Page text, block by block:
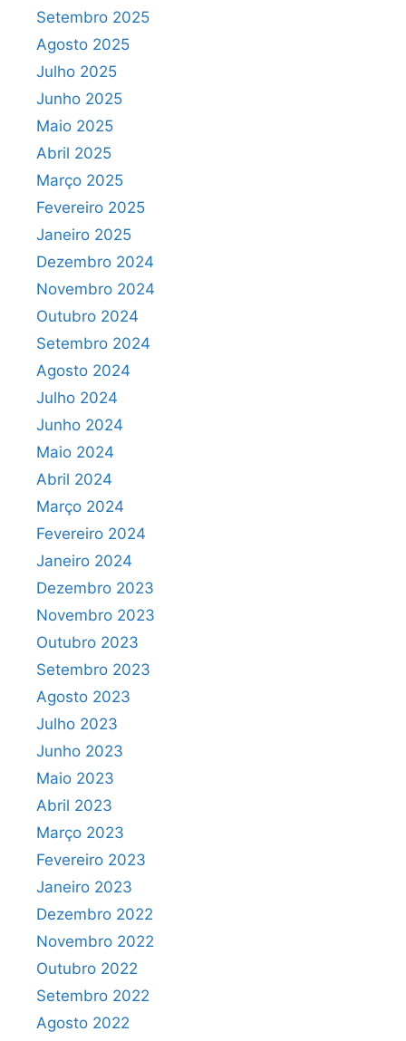
Setembro 2025
Agosto 2025
Julho 2025
Junho 2025
Maio 2025
Abril 2025
Março 2025
Fevereiro 2025
Janeiro 2025
Dezembro 2024
Novembro 2024
Outubro 2024
Setembro 2024
Agosto 2024
Julho 2024
Junho 2024
Maio 2024
Abril 2024
Março 2024
Fevereiro 2024
Janeiro 2024
Dezembro 2023
Novembro 2023
Outubro 2023
Setembro 2023
Agosto 2023
Julho 2023
Junho 2023
Maio 2023
Abril 2023
Março 2023
Fevereiro 2023
Janeiro 2023
Dezembro 2022
Novembro 2022
Outubro 2022
Setembro 2022
Agosto 2022